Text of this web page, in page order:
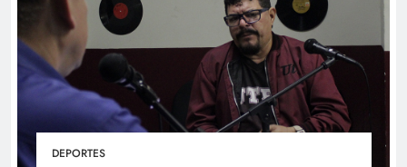
DEPORTES